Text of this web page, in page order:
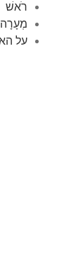
רֹאשׁ
מְעָרָה
על